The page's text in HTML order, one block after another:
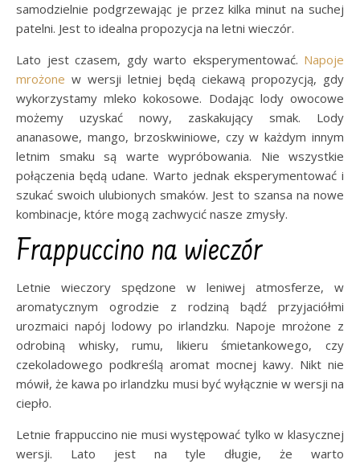
samodzielnie podgrzewając je przez kilka minut na suchej
patelni. Jest to idealna propozycja na letni wieczór.
Lato jest czasem, gdy warto eksperymentować. Napoje
mrożone w wersji letniej będą ciekawą propozycją, gdy
wykorzystamy mleko kokosowe. Dodając lody owocowe
możemy uzyskać nowy, zaskakujący smak. Lody
ananasowe, mango, brzoskwiniowe, czy w każdym innym
letnim smaku są warte wypróbowania. Nie wszystkie
połączenia będą udane. Warto jednak eksperymentować i
szukać swoich ulubionych smaków. Jest to szansa na nowe
kombinacje, które mogą zachwycić nasze zmysły.
Frappuccino na wieczór
Letnie wieczory spędzone w leniwej atmosferze, w
aromatycznym ogrodzie z rodziną bądź przyjaciółmi
urozmaici napój lodowy po irlandzku. Napoje mrożone z
odrobiną whisky, rumu, likieru śmietankowego, czy
czekoladowego podkreślą aromat mocnej kawy. Nikt nie
mówił, że kawa po irlandzku musi być wyłącznie w wersji na
ciepło.
Letnie frappuccino nie musi występować tylko w klasycznej
wersji. Lato jest na tyle długie, że warto